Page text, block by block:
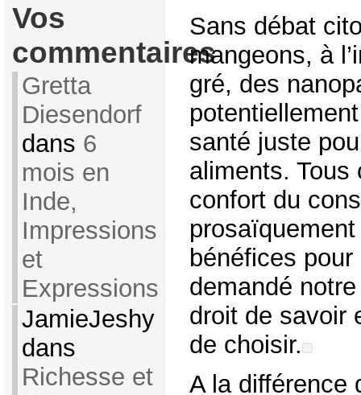
Vos
commentaires
Gretta
Diesendorf
dans 6
mois en
Inde,
Impressions
et
Expressions
JamieJeshy
dans
Richesse et
Sans débat
mangeons, à
gré, des
santé juste
aliments. Tous
confort du
bénéfices
demandé
droit de savoir
de choisir.
A la différence